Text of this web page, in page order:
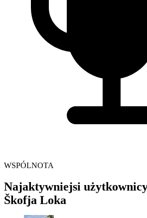
WSPÓLNOTA
Najaktywniejsi
Škofja Loka